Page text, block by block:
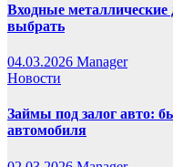
Входные
выбрать
04.03.2026 Manager
Новости
Займы под залог авто:
автомобиля